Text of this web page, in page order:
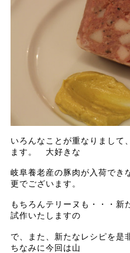
いろんなことが重なりまして
ます。 大好きな
岐阜養老産の豚肉が入荷でき
更でございます。
もちろんテリーヌも・・・新
試作いたしますの
で、また、新たなレシピを是
ちなみに今回は山